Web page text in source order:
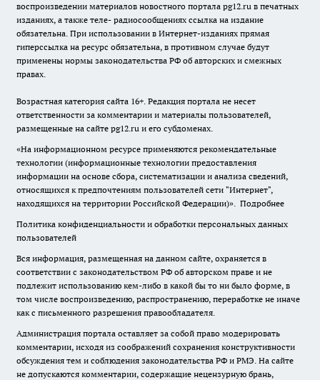
воспроизведении материалов новостного портала pg12.ru в печатных
изданиях, а также теле- радиосообщениях ссылка на издание
обязательна. При использовании в Интернет-изданиях прямая
гиперссылка на ресурс обязательна, в противном случае будут
применены нормы законодательства РФ об авторских и смежных
правах.
Возрастная категория сайта 16+. Редакция портала не несет
ответственности за комментарии и материалы пользователей,
размещенные на сайте pg12.ru и его субдоменах.
«На информационном ресурсе применяются рекомендательные
технологии (информационные технологии предоставления
информации на основе сбора, систематизации и анализа сведений,
относящихся к предпочтениям пользователей сети "Интернет",
находящихся на территории Российской Федерации)». Подробнее
Политика конфиденциальности и обработки персональных данных
пользователей
Вся информация, размещенная на данном сайте, охраняется в
соответствии с законодательством РФ об авторском праве и не
подлежит использованию кем-либо в какой бы то ни было форме, в
том числе воспроизведению, распространению, переработке не иначе
как с письменного разрешения правообладателя.
Администрация портала оставляет за собой право модерировать
комментарии, исходя из соображений сохранения конструктивности
обсуждения тем и соблюдения законодательства РФ и РМЭ. На сайте
не допускаются комментарии, содержащие нецензурную брань,